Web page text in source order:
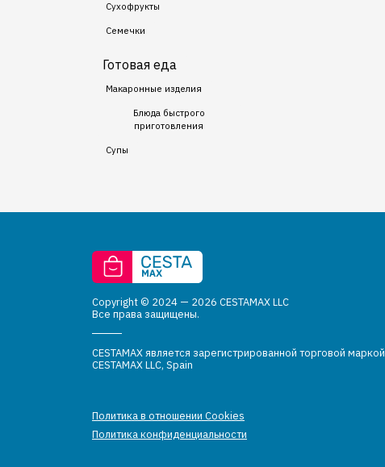
Сухофрукты
Семечки
Готовая еда
Макаронные изделия
Блюда быстрого
приготовления
Супы
Copyright © 2024 — 2026 CESTAMAX LLC
Все права защищены.
CESTAMAX является зарегистрированной торговой маркой
CESTAMAX LLC, Spain
Политика в отношении Cookies
Политика конфиденциальности